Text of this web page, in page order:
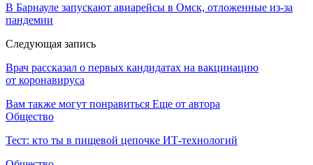
В Барнауле запускают авиарейсы в Омск, отложенные из-за
пандемии
Следующая запись
Врач рассказал о первых кандидатах на вакцинацию
от коронавируса
Вам также могут понравиться Еще от автора
Общество
Тест: кто ты в пищевой цепочке ИТ-технологий